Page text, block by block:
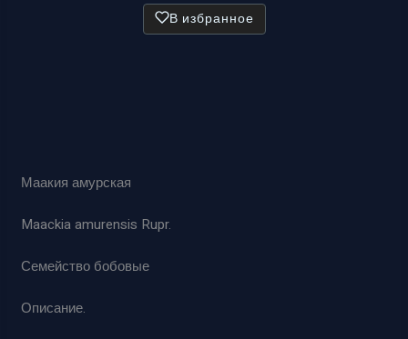
В избранное
Маакия амурская
Maackia amurensis Rupr.
Семейство бобовые
Описание.